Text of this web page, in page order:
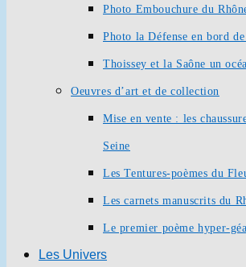
Photo Embouchure du
Photo la Défense en bord de
Thoissey et la Saône un
Oeuvres d’art et de collection
Mise en vente : les
Seine
Les Tentures-poèmes du
Les carnets manuscrits du
Le premier poème hyper-
Les Univers